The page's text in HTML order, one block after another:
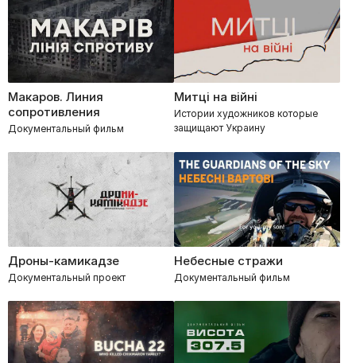
Макаров. Линия
сопротивления
Документальный фильм
Митці на війні
Истории художников которые
защищают Украину
Дроны-камикадзе
Документальный проект
Небесные стражи
Документальный фильм